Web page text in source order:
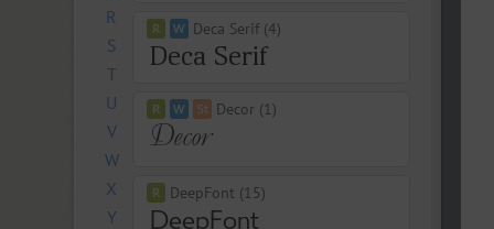
R
S
T
U
V
W
X
Y
Deca Serif (4)
Decor (1)
DeepFont (15)